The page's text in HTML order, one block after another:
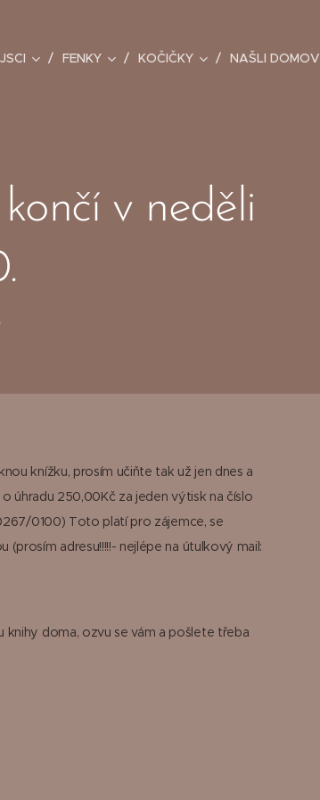
FENKY KOČIČKY NAŠLI DOMOV
v neděli
knížku, prosím učiňte tak už jen dnes a
úhradu 250,00Kč za jeden výtisk na číslo
0100) Toto platí pro zájemce, se
adresu!!!!!- nejlépe na útulkový mail:
knihy doma, ozvu se vám a pošlete třeba